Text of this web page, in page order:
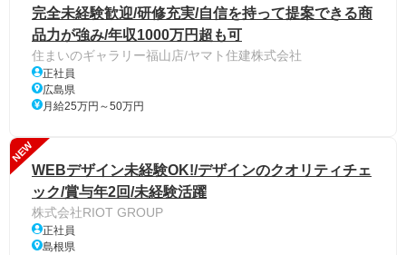
完全未経験歓迎/研修充実/自信を持って提案できる商
品力が強み/年収1000万円超も可
住まいのギャラリー福山店/ヤマト住建株式会社
正社員
広島県
月給25万円～50万円
NEW
WEBデザイン未経験OK!/デザインのクオリティチェ
ック/賞与年2回/未経験活躍
株式会社RIOT GROUP
正社員
島根県